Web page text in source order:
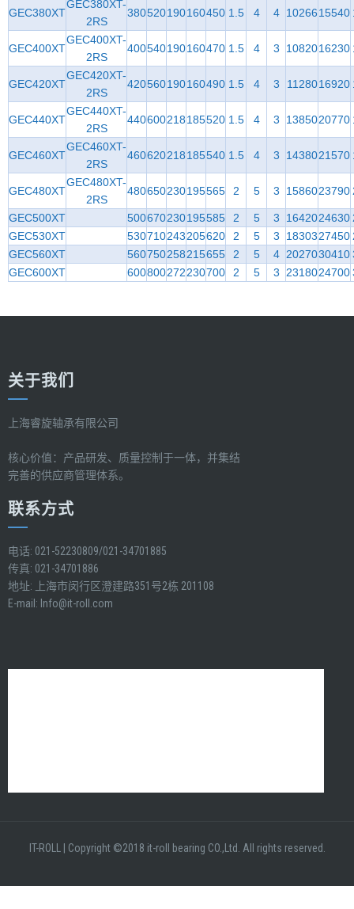
GEC380XT
GEC380XT-
2RS
380520190160450 1.5 4 4 1026615540
GEC400XT
GEC400XT-
2RS
400540190160470 1.5 4 3 1082016230
GEC420XT
GEC420XT-
2RS
420560190160490 1.5 4 3 1128016920
GEC440XT
GEC440XT-
2RS
440600218185520 1.5 4 3 1385020770
GEC460XT
GEC460XT-
2RS
460620218185540 1.5 4 3 1438021570
GEC480XT
GEC480XT-
2RS
480650230195565 2 5 3 1586023790
GEC500XT 500670230195585 2 5 3 1642024630
GEC530XT
530710243205620 2 5 3 1830327450
GEC560XT
560750258215655 2 5 4 2027030410
GEC600XT
600800272230700 2 5 3 2318024700
关于我们
上海睿旋轴承有限公司
核心价值：产品研发、质量控制于一体，并集结
完善的供应商管理体系。
联系方式
电话: 021-52230809/021-34701885
传真: 021-34701886
地址: 上海市闵行区澄建路351号2栋 201108
E-mail: Info@it-roll.com
IT-ROLL Copyright ©2018 it-roll bearing CO.,Ltd. All rights reserved.